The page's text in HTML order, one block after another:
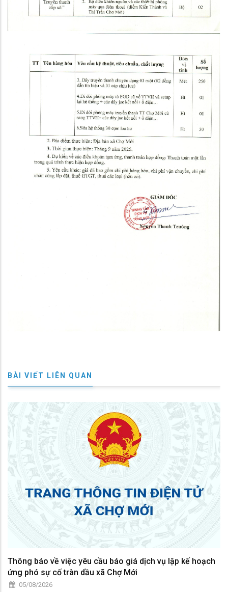
BÀI VIẾT LIÊN QUAN
Thông báo về việc yêu cầu báo giá dịch vụ lập kế hoạch
ứng phó sự cố tràn dầu xã Chợ Mới
05/08/2026